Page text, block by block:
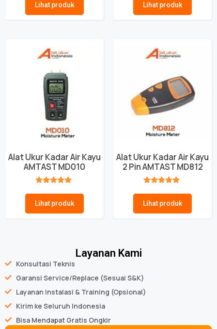
Lihat produk Lihat produk
Alat Ukur Kadar Air Kayu
AMTAST MD010
Lihat produk
Alat Ukur Kadar Air Kayu
2 Pin AMTAST MD812
Lihat produk
Layanan Kami
Konsultasi Teknis
Garansi Service/Replace (Sesuai S&K)
Layanan Instalasi & Training (Opsional)
Kirim ke Seluruh Indonesia
Bisa Mendapat Gratis Ongkir